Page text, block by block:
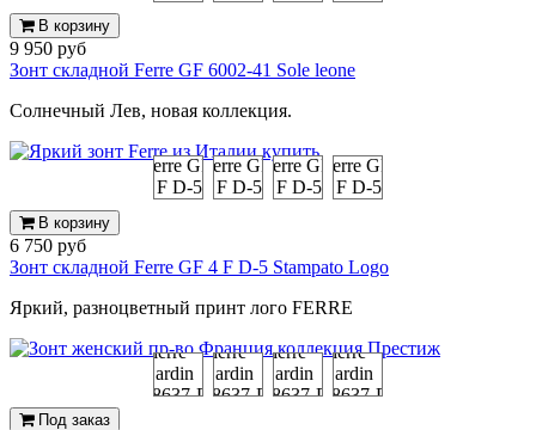
В корзину
9 950 руб
Зонт складной Ferre GF 6002-41 Sole leone
Солнечный Лев, новая коллекция.
В корзину
6 750 руб
Зонт складной Ferre GF 4 F D-5 Stampato Logo
Яркий, разноцветный принт лого FERRE
Под заказ